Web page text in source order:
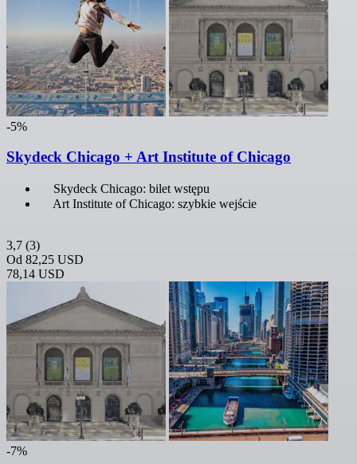
-5%
Skydeck Chicago + Art Institute of Chicago
Skydeck Chicago: bilet wstępu
Art Institute of Chicago: szybkie wejście
3,7 (3)
Od 82,25 USD
78,14 USD
-7%